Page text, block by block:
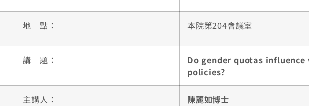
地 點： 本院第204會議室
講 題：
Do gender quotas
policies?
主講人： 陳麗如博士